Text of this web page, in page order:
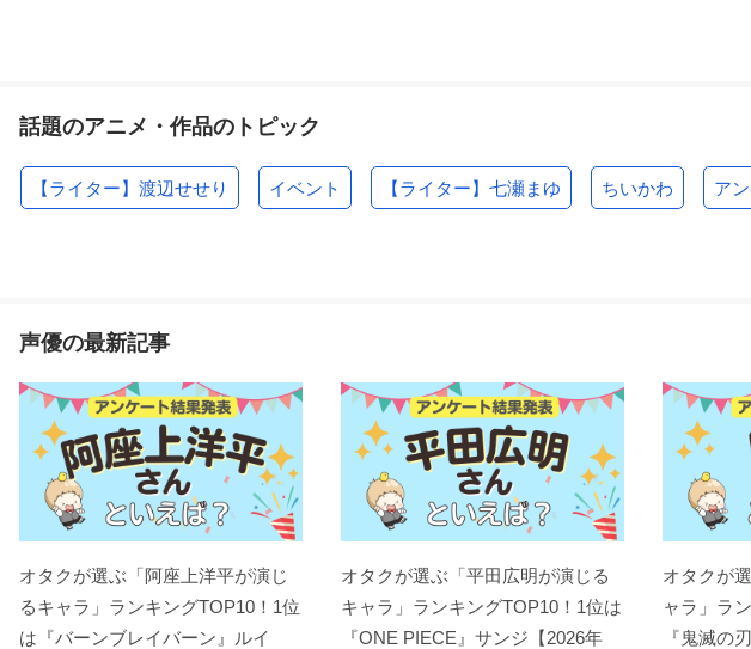
錬金3級 まじかる?ぽか 涼宮ハルヒの憂鬱（第1
ギャラクシーエンジェ 爆転シュート ベイブレ
クイー
ガールズ＆パンツァー
劇場版
アリサ
DRAGON BALL Z 神と
神
デンデ
劇場版 FAIRY TAIL -鳳
凰の巫女-
ルーシィ・ハートフィ
映画 ジュエルペット ス
ウィーツダンスプリン
セス
話題のアニメ・作品のトピック
【ライター】渡辺せせり イベント 【ライター】七瀬まゆ ちいかわ ア
声優の最新記事
オタクが選ぶ「阿座上洋平が演じ
るキャラ」ランキングTOP10！1位
は『バーンブレイバーン』ルイ
オタクが選ぶ「平田広明が演じる
キャラ」ランキングTOP10！1位は
『ONE PIECE』サンジ【2026年
オタクが
ャラ」ラ
『鬼滅の